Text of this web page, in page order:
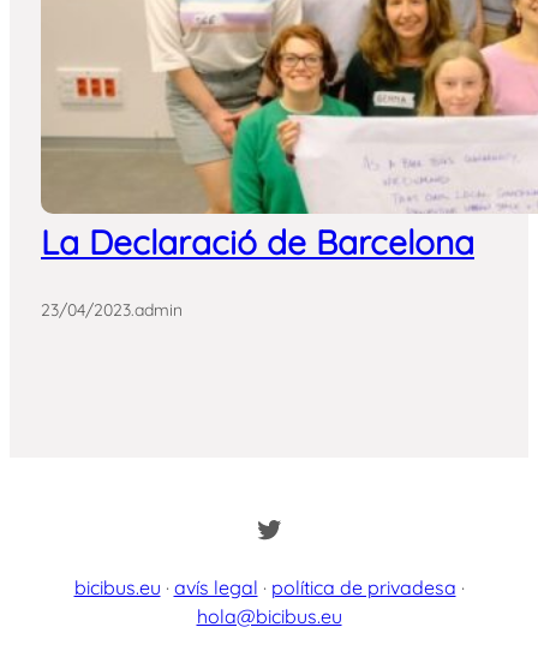
La Declaració de Barcelona
23/04/2023.admin
Twitter
bicibus.eu · avís legal · política de privadesa ·
hola@bicibus.eu